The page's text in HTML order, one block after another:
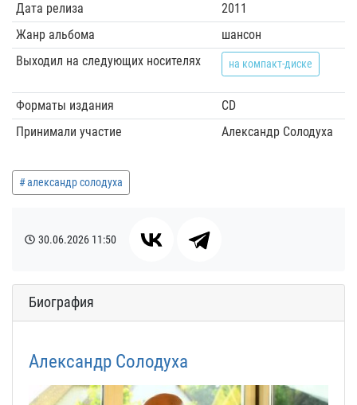
Дата релиза
2011
Жанр альбома
шансон
Выходил на следующих носителях
на компакт-диске
Форматы издания
CD
Принимали участие
Александр Солодуха
александр солодуха
30.06.2026 11:50
Биография
Александр Солодуха